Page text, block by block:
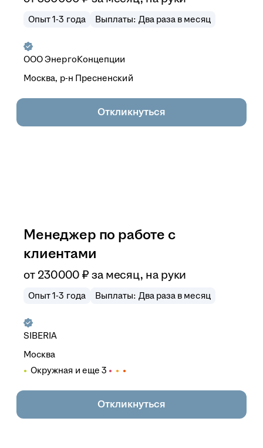
Опыт 1-3 года Выплаты: Два раза в месяц
ОООЭнергоКонцепции
Москва, р-н Пресненский
Откликнуться
Менеджер по работе с
клиентами
от 230 000 ₽ за месяц, на руки
Опыт 1-3 года Выплаты: Два раза в месяц
SIBERIA
Москва
Окружная и еще 3
Откликнуться